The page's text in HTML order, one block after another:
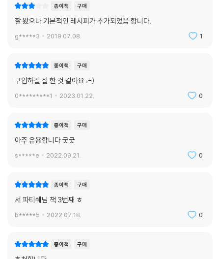
종이책 구매
잘 봤으나 기본적인 레시피가 추가되었음 합니다.
g*****3 2019.07.08. 1
종이책 구매
구입하길 잘 한 것 같아요 ;-)
0*********1 2023.01.22. 0
종이책 구매
아주 유용합니다 굿굿
s*****e 2022.09.21. 0
종이책 구매
서 파티쉐님 책 3번째 ㅎ
b*****5 2022.07.18. 0
종이책 구매